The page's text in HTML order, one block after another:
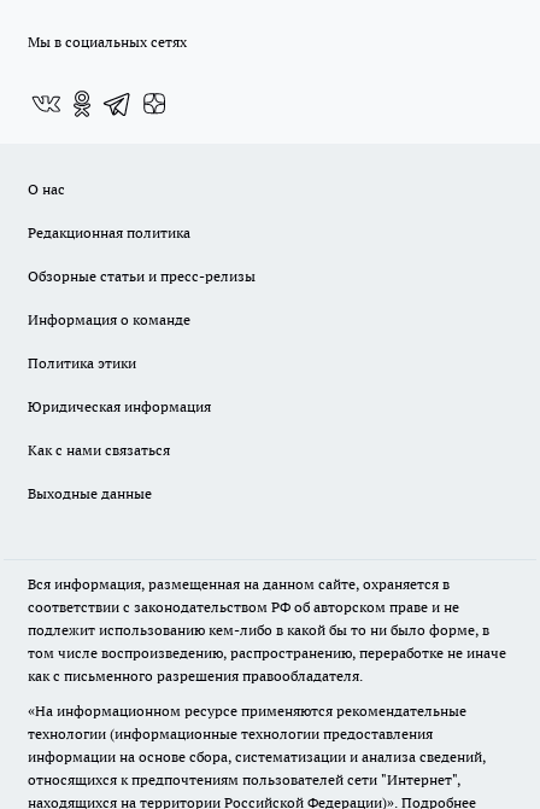
Мы в социальных сетях
О нас
Редакционная политика
Обзорные статьи и пресс-релизы
Информация о команде
Политика этики
Юридическая информация
Как с нами связаться
Выходные данные
Вся информация, размещенная на данном сайте, охраняется в
соответствии с законодательством РФ об авторском праве и не
подлежит использованию кем-либо в какой бы то ни было форме, в
том числе воспроизведению, распространению, переработке не иначе
как с письменного разрешения правообладателя.
«На информационном ресурсе применяются рекомендательные
технологии (информационные технологии предоставления
информации на основе сбора, систематизации и анализа сведений,
относящихся к предпочтениям пользователей сети "Интернет",
находящихся на территории Российской Федерации)». Подробнее